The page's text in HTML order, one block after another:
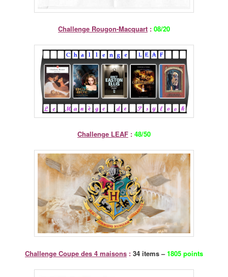
Challenge Rougon-Macquart : 08/20
Challenge LEAF : 48/50
Challenge Coupe des 4 maisons : 34 items –1805 points